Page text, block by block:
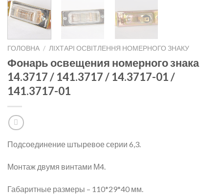
ГОЛОВНА / ЛІХТАРІ ОСВІТЛЕННЯ НОМЕРНОГО ЗНАКУ
Фонарь освещения номерного знака
14.3717 / 141.3717 / 14.3717-01 /
141.3717-01
Подсоединение штыревое серии 6,3.
Монтаж двумя винтами М4.
Габаритные размеры – 110*29*40 мм.